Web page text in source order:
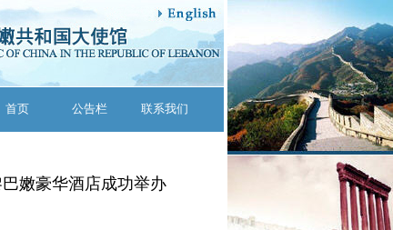
首页 公告栏 联系我们
嫩豪华酒店成功举办